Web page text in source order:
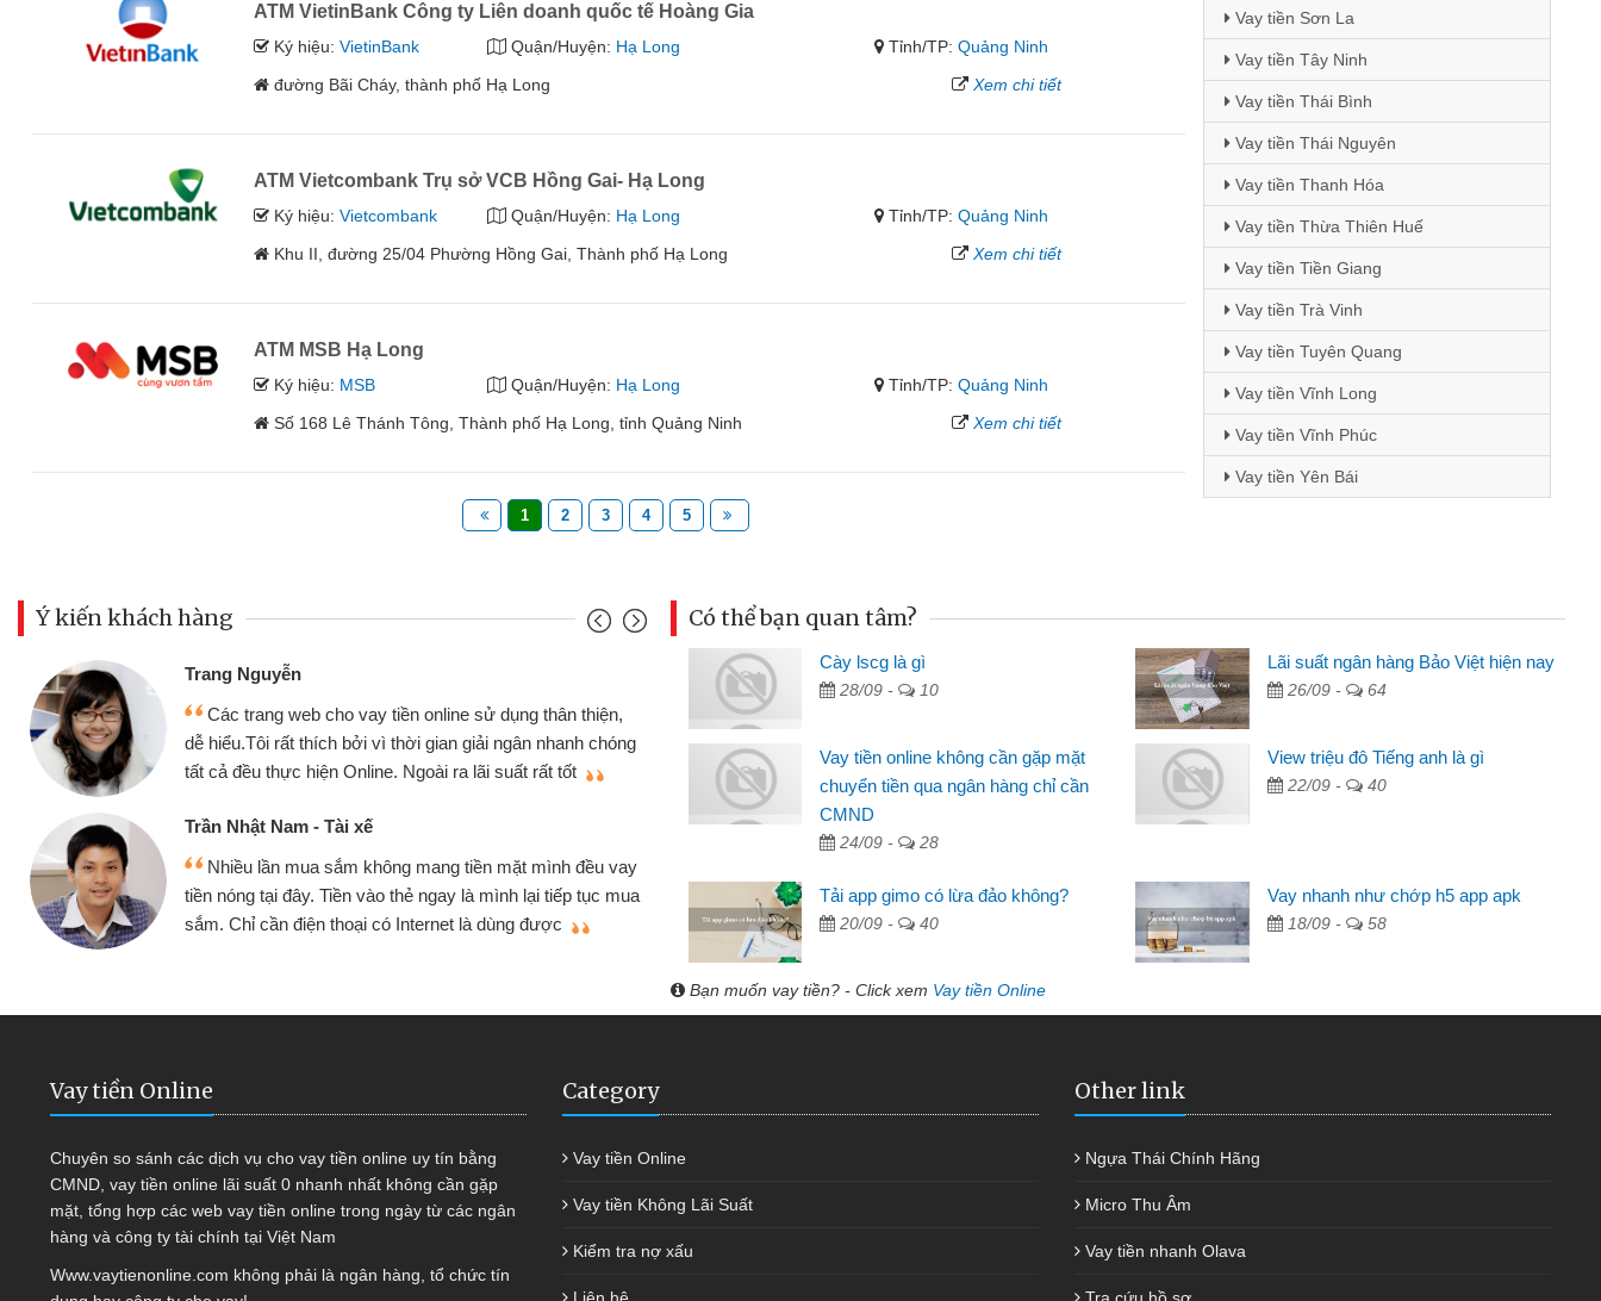
ATM VietinBank Công ty Liên doanh quốc tế Hoàng Gia
Ký hiệu:VietinBank Quận/Huyện: Hạ Long Tỉnh/TP:Quảng Ninh
đường Bãi Cháy, thành phố Hạ Long
Xem chi tiết
ATM Vietcombank Trụ sở VCB Hồng Gai- Hạ Long
Ký hiệu:Vietcombank Quận/Huyện: Hạ Long Tỉnh/TP:Quảng Ninh
Khu II, đường 25/04 Phường Hồng Gai, Thành phố Hạ Long
Xem chi tiết
ATM MSB Hạ Long
Ký hiệu: MSB Quận/Huyện: Hạ Long Tỉnh/TP:Quảng Ninh
Số 168 Lê Thánh Tông, Thành phố Hạ Long, tỉnh Quảng Ninh
Xem chi tiết
1 2 3 4 5
Vay tiền Sơn La
Vay tiền Tây Ninh
Vay tiền Thái Bình
Vay tiền Thái Nguyên
Vay tiền Thanh Hóa
Vay tiền Thừa Thiên Huế
Vay tiền Tiền Giang
Vay tiền Trà Vinh
Vay tiền Tuyên Quang
Vay tiền Vĩnh Long
Vay tiền Vĩnh Phúc
Vay tiền Yên Bái
Ý kiến khách hàng
tiền online sử dụng thân thiện,
thời gian giải ngân nhanh chóng
Ngoài ra lãi suất rất tốt
mang tiền mặt mình đều vay
thẻ ngay là mình lại tiếp tục mua
có Internet là dùng được
Mình cần tiền gấp nên định cầm cố chiếc xe wave
nhưng thật may đã có gói vay tiền bằng CMND online
không cần gặp mặt nên rất tiện lợi, sẽ giới thiệu cho bạn
Tôi kinh doanh buôn bán nhỏ lẻ nhiều lúc cần vốn nhập
hàng, nhờ biết đến website qua bạn bè giới thiệu tôi đã giải
quyết được công việc của mình nhanh chóng
Mai Lan - Sinh viên
Tôi biết đến thông qua quảng cáo trên facebook. Tôi là
sinh viên nên cần đóng tiền nhà, sinh nhật bạn bè, mà đọc
thấy thủ tục nhanh gọn nên tôi quyết định vay
Lâm Minh Chánh
cần có 2 triệu để giải quyết việc riêng, trong 1-2 ngày tôi trả
được thôi. Cảm ơn đã giúp tôi kịp thời và nhanh chóng
Có thể bạn quan tâm?
Cày lscg là gì
28/09 - 10
Lãi suất ngân hàng Bảo Việt hiện nay
26/09 - 64
Vay tiền online không cần gặp mặt
chuyển tiền qua ngân hàng chỉ cần
CMND
24/09 - 28
View triệu đô Tiếng anh là gì
22/09 - 40
Tải app gimo có lừa đảo không?
20/09 - 40
Vay nhanh như chớp h5 app apk
18/09 - 58
Bạn muốn vay tiền? - Click xem Vay tiền Online
Vay tiền Online
Chuyên so sánh các dịch vụ cho vay tiền online uy tín bằng
CMND, vay tiền online lãi suất 0 nhanh nhất không cần gặp
mặt, tổng hợp các web vay tiền online trong ngày từ các ngân
hàng và công ty tài chính tại Việt Nam
Www.vaytienonline.com không phải là ngân hàng, tổ chức tín
Category
Vay tiền Online
Vay tiền Không Lãi Suất
Kiểm tra nợ xấu
Other link
Ngựa Thái Chính Hãng
Micro Thu Âm
Vay tiền nhanh Olava